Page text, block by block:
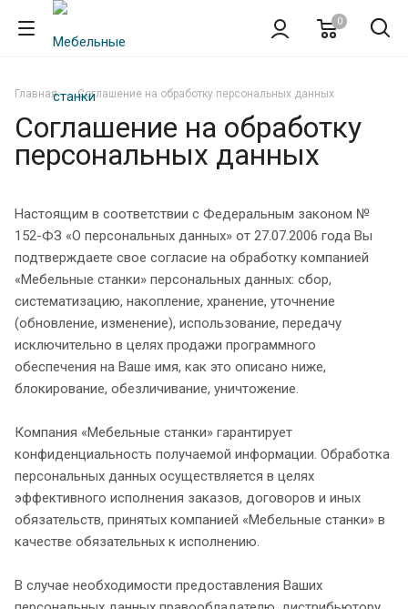
0
Главная Соглашение на обработку персональных данных
Соглашение на обработку
персональных данных
Настоящим в соответствии с Федеральным законом №
152-ФЗ «О персональных данных» от 27.07.2006 года Вы
подтверждаете свое согласие на обработку компанией
«Мебельные станки» персональных данных: сбор,
систематизацию, накопление, хранение, уточнение
(обновление, изменение), использование, передачу
исключительно в целях продажи программного
обеспечения на Ваше имя, как это описано ниже,
блокирование, обезличивание, уничтожение.
Компания «Мебельные станки» гарантирует
конфиденциальность получаемой информации. Обработка
персональных данных осуществляется в целях
эффективного исполнения заказов, договоров и иных
обязательств, принятых компанией «Мебельные станки» в
качестве обязательных к исполнению.
В случае необходимости предоставления Ваших